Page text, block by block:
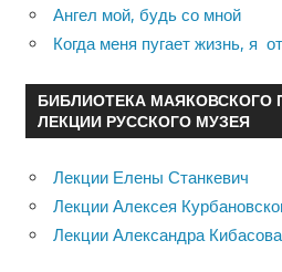
Ангел мой, будь со мной
Когда меня пугает жизнь, я
БИБЛИОТЕКА МАЯКОВСКОГО
ЛЕКЦИИ РУССКОГО МУЗЕЯ
Лекции Елены Станкевич
Лекции Алексея
Лекции Александра Кибасова